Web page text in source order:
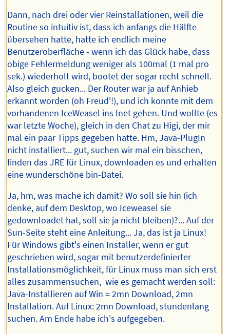
Dann, nach drei oder vier Reinstallationen, weil die
Routine so intuitiv ist, dass ich anfangs die Hälfte
übersehen hatte, hatte ich endlich meine
Benutzeroberfläche - wenn ich das Glück habe, dass
obige Fehlermeldung weniger als 100mal (1 mal pro
sek.) wiederholt wird, bootet der sogar recht schnell.
Also gleich gucken... Der Router war ja auf Anhieb
erkannt worden (oh Freud'!), und ich konnte mit dem
vorhandenen IceWeasel ins Inet gehen. Und wollte (es
war letzte Woche), gleich in den Chat zu Higi, der mir
mal ein paar Tipps gegeben hatte. Hm, Java-PlugIn
nicht installiert... gut, suchen wir mal ein bisschen,
finden das JRE für Linux, downloaden es und erhalten
eine wunderschöne bin-Datei.
Ja, hm, was mache ich damit? Wo soll sie hin (ich
denke, auf dem Desktop, wo Iceweasel sie
gedownloadet hat, soll sie ja nicht bleiben)?... Auf der
Sun-Seite steht eine Anleitung... Ja, das ist ja Linux!
Für Windows gibt's einen Installer, wenn er gut
geschrieben wird, sogar mit benutzerdefinierter
Installationsmöglichkeit, für Linux muss man sich erst
alles zusammensuchen, wie es gemacht werden soll:
Java-Installieren auf Win = 2mn Download, 2mn
Installation. Auf Linux: 2mn Download, stundenlang
suchen. Am Ende habe ich's aufgegeben.